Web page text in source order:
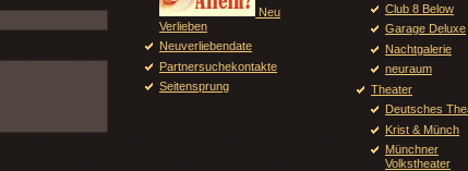
Neu
Verlieben
Neuverliebendate
Partnersuchekontakte
Seitensprung
Club 8 Below
Garage Deluxe
Nachtgalerie
neuraum
Theater
Deutsches
Krist & Münch
Münchner
Volkstheater